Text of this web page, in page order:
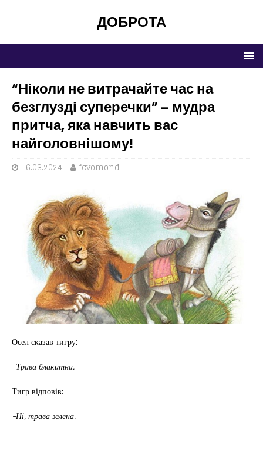
ДОБРОТА
“Ніколи не витрачайте час на
безглузді суперечки” – мудра
притча, яка навчить вас
найголовнішому!
16.03.2024 fcvomond1
Осел сказав тигру:
-Трава блакитна.
Тигр відповів:
-Ні, трава зелена.